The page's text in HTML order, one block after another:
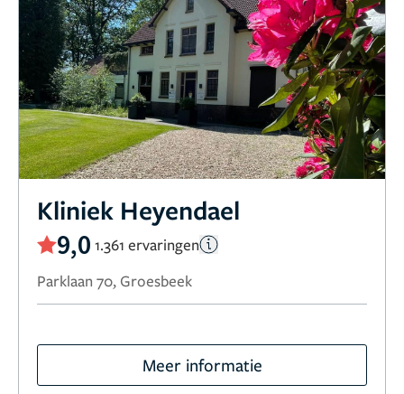
Kliniek Heyendael
9,0 1.361 ervaringen
Parklaan 70, Groesbeek
Meer informatie